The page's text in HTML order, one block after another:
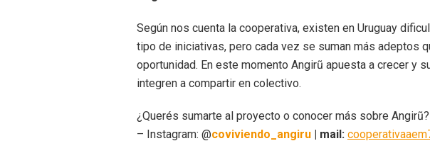
Según nos cuenta la cooperativa, existen en Uruguay
tipo de iniciativas, pero cada vez se suman más adeptos
oportunidad. En este momento Angirũ apuesta a crecer y
integren a compartir en colectivo.
¿Querés sumarte al proyecto o conocer más sobre Angirũ?
– Instagram: @coviviendo_angiru | mail: